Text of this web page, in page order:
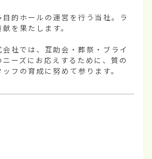
的ホールの運営を行う当社。ラ
を果たします。
社では、互助会・葬祭・ブライ
ーズにお応えするために、質の
フの育成に努めて参ります。